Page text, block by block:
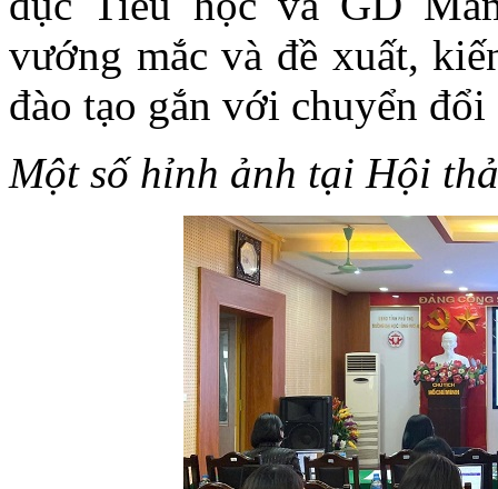
vướng mắc và đề xuất,
đào tạo gắn với chuyển đổi
Một số hỉnh ảnh tại Hội